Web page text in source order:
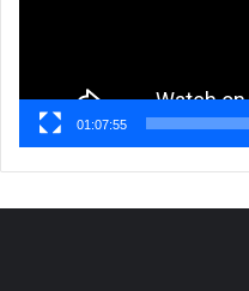
01:07:55